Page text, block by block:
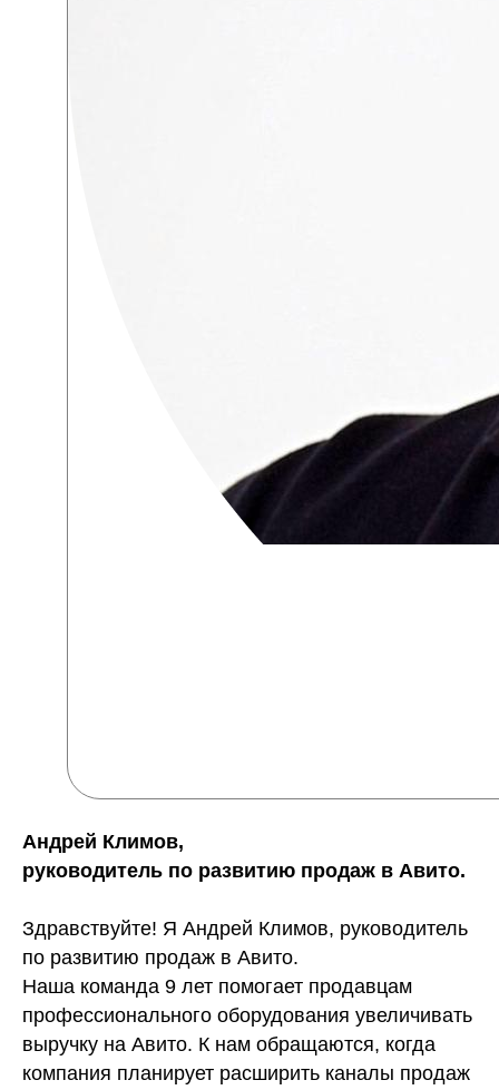
Андрей Климов,
руководитель по развитию продаж в Авито.
Здравствуйте! Я Андрей Климов, руководитель
по развитию продаж в Авито.
Наша команда 9 лет помогает продавцам
профессионального оборудования увеличивать
выручку на Авито. К нам обращаются, когда
компания планирует расширить каналы продаж